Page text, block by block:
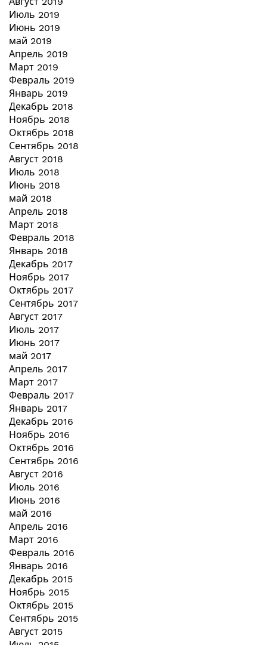
Июль 2019
Июнь 2019
май 2019
Апрель 2019
Март 2019
Февраль 2019
Январь 2019
Декабрь 2018
Ноябрь 2018
Октябрь 2018
Сентябрь 2018
Август 2018
Июль 2018
Июнь 2018
май 2018
Апрель 2018
Март 2018
Февраль 2018
Январь 2018
Декабрь 2017
Ноябрь 2017
Октябрь 2017
Сентябрь 2017
Август 2017
Июль 2017
Июнь 2017
май 2017
Апрель 2017
Март 2017
Февраль 2017
Январь 2017
Декабрь 2016
Ноябрь 2016
Октябрь 2016
Сентябрь 2016
Август 2016
Июль 2016
Июнь 2016
май 2016
Апрель 2016
Март 2016
Февраль 2016
Январь 2016
Декабрь 2015
Ноябрь 2015
Октябрь 2015
Сентябрь 2015
Август 2015